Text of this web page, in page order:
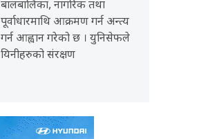
बालबालिका, नागरिक तथा
पूर्वाधारमाथि आक्रमण गर्न अन्त्य
गर्न आह्वान गरेको छ । युनिसेफले
यिनीहरुको संरक्षण